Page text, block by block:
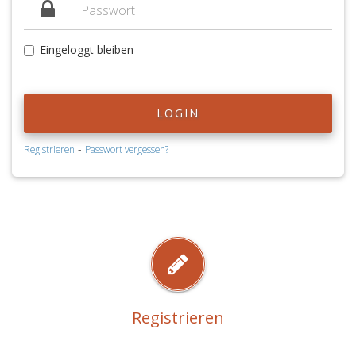
Eingeloggt bleiben
LOGIN
Registrieren - Passwort vergessen?
Registrieren